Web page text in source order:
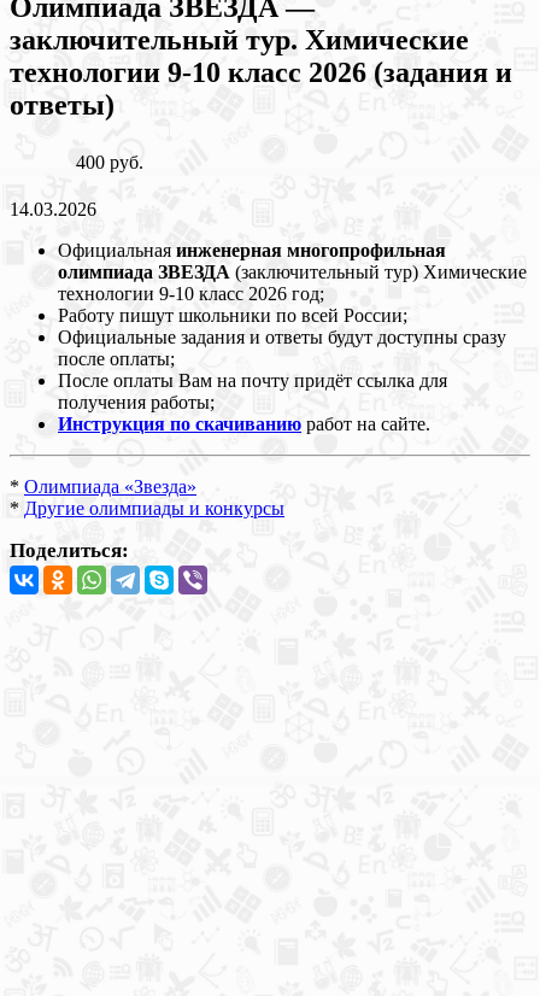
Олимпиада ЗВЕЗДА —
заключительный тур. Химические
технологии 9-10 класс 2026 (задания и
ответы)
400 руб.
14.03.2026
Официальная инженерная многопрофильная
олимпиада ЗВЕЗДА (заключительный тур) Химические
технологии 9-10 класс 2026 год;
Работу пишут школьники по всей России;
Официальные задания и ответы будут доступны сразу
после оплаты;
После оплаты Вам на почту придёт ссылка для
получения работы;
Инструкция по скачиванию работ на сайте.
* Олимпиада «Звезда»
* Другие олимпиады и конкурсы
Поделиться: